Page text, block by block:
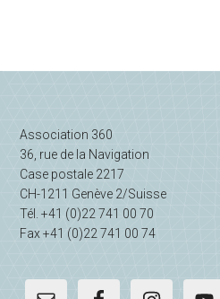
principale
Association 360
36, rue de la Navigation
Case postale 2217
CH-1211 Genève 2/Suisse
Tél. +41 (0)22 741 00 70
Fax +41 (0)22 741 00 74